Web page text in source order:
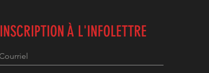
INSCRIPTION À L'INFOLETTRE